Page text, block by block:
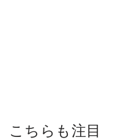
こちらも注目